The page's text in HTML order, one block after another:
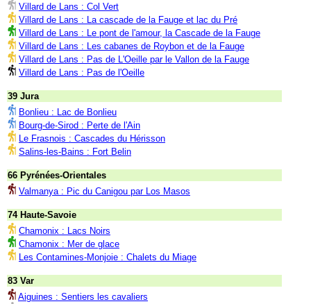
Villard de Lans : Col Vert
Villard de Lans : La cascade de la Fauge et lac du Pré
Villard de Lans : Le pont de l'amour, la Cascade de la Fauge
Villard de Lans : Les cabanes de Roybon et de la Fauge
Villard de Lans : Pas de L'Oeille par le Vallon de la Fauge
Villard de Lans : Pas de l'Oeille
39 Jura
Bonlieu : Lac de Bonlieu
Bourg-de-Sirod : Perte de l'Ain
Le Frasnois : Cascades du Hérisson
Salins-les-Bains : Fort Belin
66 Pyrénées-Orientales
Valmanya : Pic du Canigou par Los Masos
74 Haute-Savoie
Chamonix : Lacs Noirs
Chamonix : Mer de glace
Les Contamines-Monjoie : Chalets du Miage
83 Var
Aiguines : Sentiers les cavaliers